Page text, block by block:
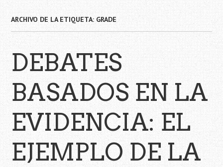
ARCHIVO DE LA ETIQUETA: GRADE
DEBATES
BASADOS EN LA
EVIDENCIA: EL
EJEMPLO DE LA